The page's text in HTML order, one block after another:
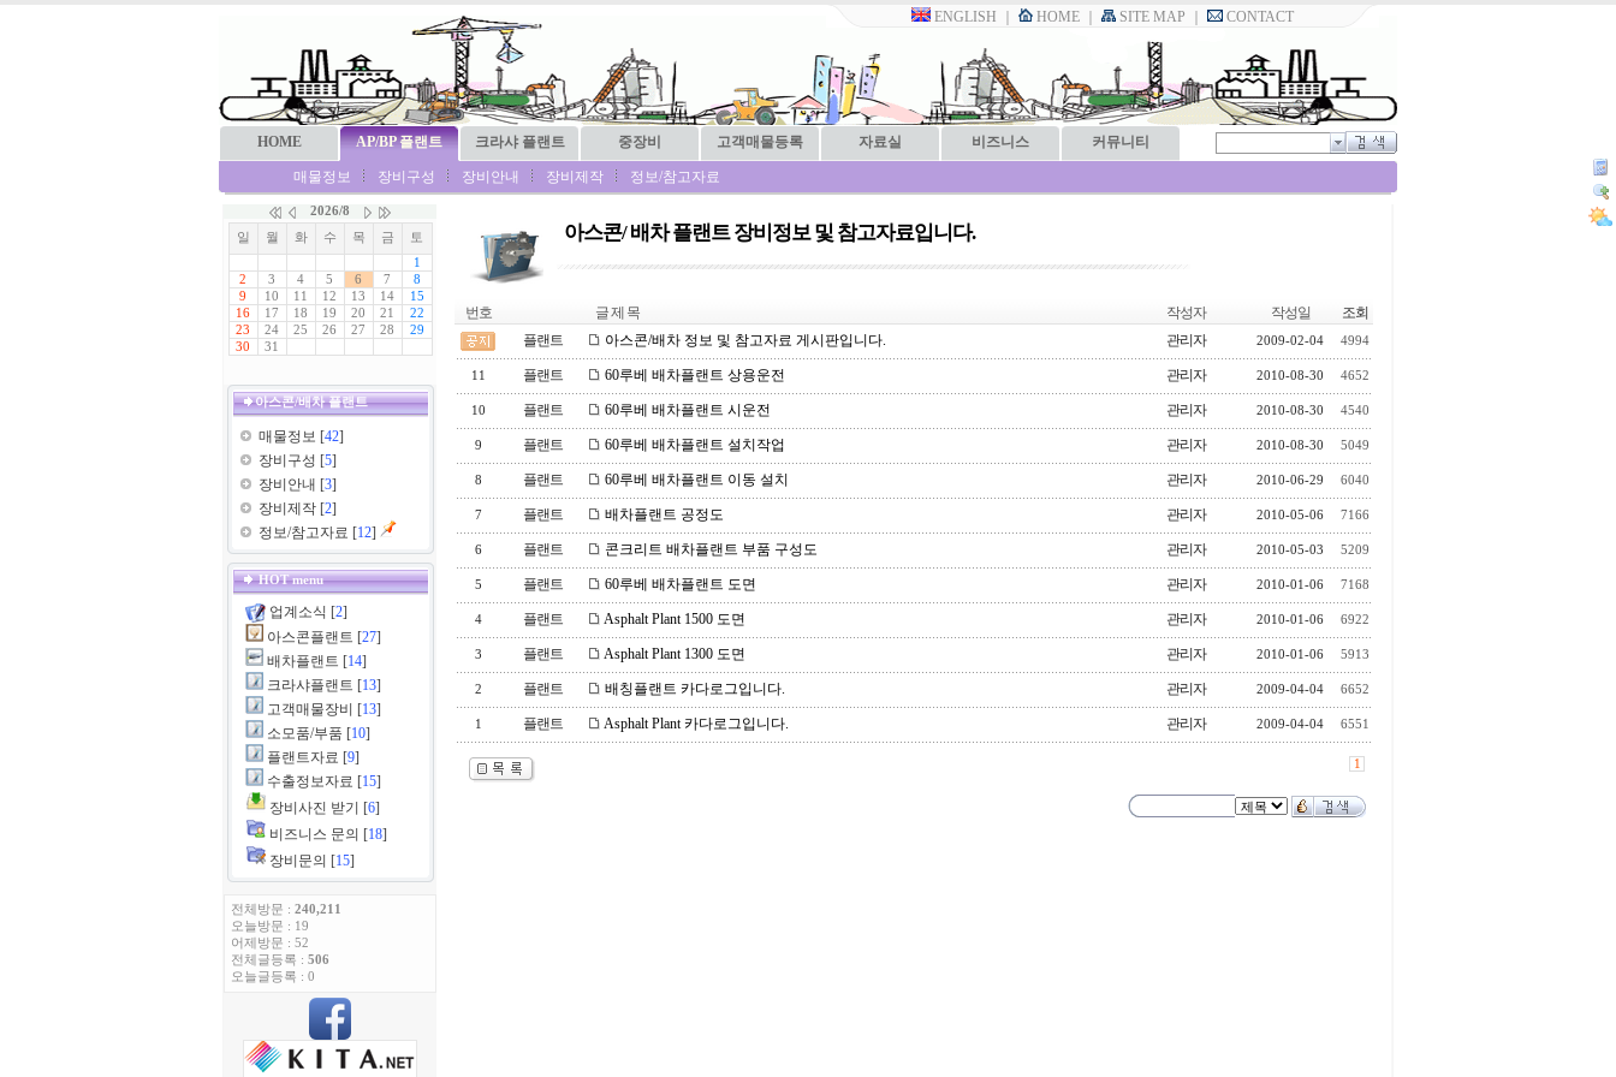
ENGLISH HOME SITE MAP CONTACT
HOME AP/BP 플랜트 크라샤 플랜트 중장비 고객매물등록 자료실 비즈니스 커뮤니티
매물정보 장비구성 장비안내 장비제작 정보/참고자료
아스콘/배차 플랜트
매물정보 [42]
장비구성 [5]
장비안내 [3]
장비제작[2]
정보/참고자료 [12]
HOT menu
업계소식 [2]
아스콘플랜트 [27]
배차플랜트 [14]
크라샤플랜트 [13]
고객매물장비 [13]
소모품/부품 [10]
플랜트자료 [9]
수출정보자료 [15]
장비사진 받기 [6]
비즈니스 문의 [18]
장비문의 [15]
전체방문 : 240,211
오늘방문 : 19
어제방문 : 52
전체글등록 : 506
오늘글등록 : 0
아스콘/ 배차 플랜트 장비정보 및 참고자료입니다.
번호 글 제 목 작성자 작성일
조회
플랜트
아스콘/배차 정보 및 참고자료 게시판입니다. 관리자 2009-02-04 4994
11 플랜트 60루베 배차플랜트 상용운전 관리자 2010-08-30 4652
10 플랜트 60루베 배차플랜트 시운전 관리자 2010-08-30 4540
9 플랜트 60루베 배차플랜트 설치작업 관리자 2010-08-30 5049
8 플랜트 60루베 배차플랜트 이동 설치 관리자 2010-06-29 6040
7 플랜트 배차플랜트 공정도 관리자 2010-05-06 7166
6 플랜트 콘크리트 배차플랜트 부품 구성도 관리자 2010-05-03 5209
5 플랜트 60루베 배차플랜트 도면 관리자 2010-01-06 7168
4 플랜트 Asphalt Plant 1500 도면 관리자 2010-01-06 6922
3 플랜트 Asphalt Plant 1300 도면 관리자 2010-01-06 5913
2 플랜트 배칭플랜트 카다로그입니다. 관리자 2009-04-04 6652
1 플랜트 Asphalt Plant 카다로그입니다. 관리자 2009-04-04 6551
1